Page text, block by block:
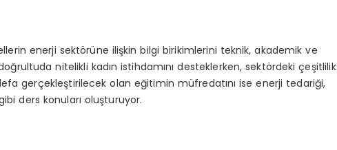
enerji sektörüne ilişkin bilgi birikimlerini teknik, akademik ve
nitelikli kadın istihdamını desteklerken, sektördeki çeşitlilik
defa gerçekleştirilecek olan eğitimin müfredatını ise enerji tedariği,
ders konuları oluşturuyor.